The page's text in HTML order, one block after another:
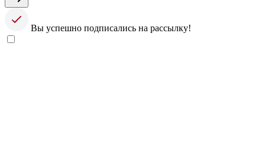
Вы успешно подписались на рассылку!